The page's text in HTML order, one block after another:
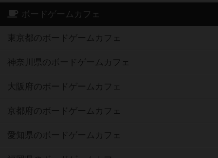
ボードゲームカフェ
東京都のボードゲームカフェ
神奈川県のボードゲームカフェ
大阪府のボードゲームカフェ
京都府のボードゲームカフェ
愛知県のボードゲームカフェ